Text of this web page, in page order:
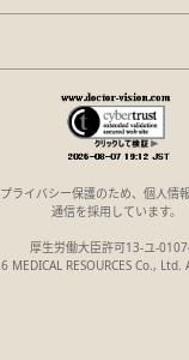
ライバシー保護のため、個人情
通信を採用しています。
厚生労働大臣許可13-ユ-
MEDICAL RESOURCES Co.,